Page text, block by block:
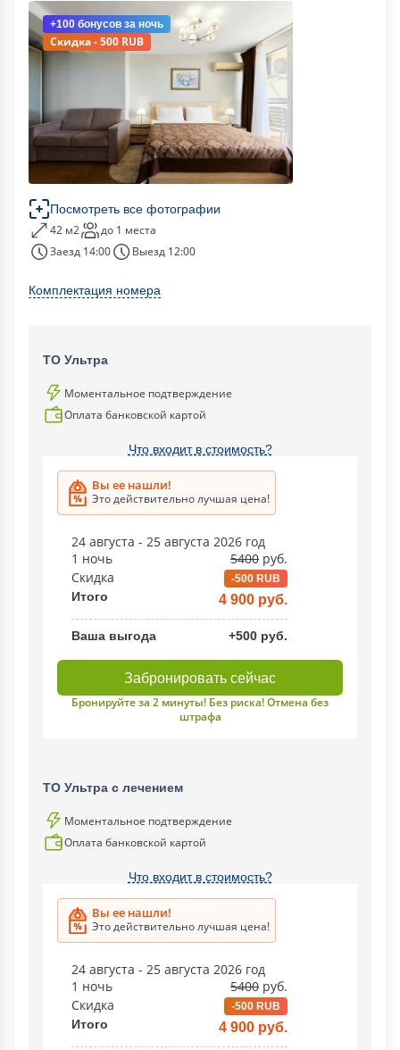
+100 бонусов за ночь
Скидка - 500 RUB
Посмотреть все фотографии
42 м2
до 1 места
Заезд 14:00
Выезд 12:00
Комплектация номера
ТО Ультра
Моментальное подтверждение
Оплата банковской картой
Что входит в стоимость?
Вы ее нашли!
Это действительно лучшая цена!
24 августа - 25 августа 2026 год
1 ночь
5400 руб.
Скидка
-500 RUB
Итого 4 900 руб.
Ваша выгода +500 руб.
Забронировать сейчас
Бронируйте за 2 минуты! Без риска! Отмена без
штрафа
ТО Ультра с лечением
Моментальное подтверждение
Оплата банковской картой
Что входит в стоимость?
Вы ее нашли!
Это действительно лучшая цена!
24 августа - 25 августа 2026 год
1 ночь
5400 руб.
Скидка
-500 RUB
Итого 4 900 руб.